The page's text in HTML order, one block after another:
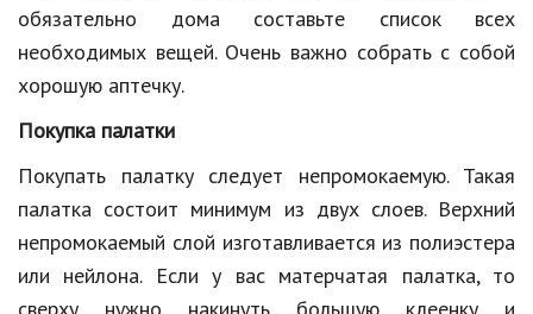
Спорт и фитнес
Творчество и рукоделие
Разное
Работа и бизнес
Животные
обязательно дома составьте список всех
необходимых вещей. Очень важно собрать с собой
хорошую аптечку.
Покупка палатки
Покупать палатку следует непромокаемую. Такая
палатка состоит минимум из двух слоев. Верхний
непромокаемый слой изготавливается из полиэстера
или нейлона. Если у вас матерчатая палатка, то